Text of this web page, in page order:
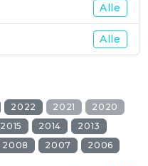
Alle
Alle
2022 2021
2020
2015 2014
2013
2008 2007 2006